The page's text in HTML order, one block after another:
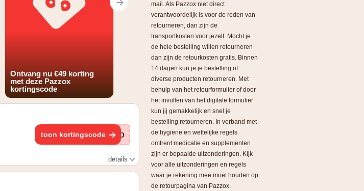
Ontvang nu €49 korting
met deze Pazzox
kortingscode
toon kortingscode TRO
details
mail. Als Pazzox niet direct
verantwoordelijk is voor de reden van
retourneren, dan zijn de
transportkosten voor jezelf. Mocht je
de hele bestelling willen retourneren
dan zijn de retourkosten gratis. Binnen
14 dagen kun je je bestelling of
diverse producten retourneren. Met
behulp van het retourformulier of door
het invullen van het digitale formulier
kun jij gemakkelijk en snel je
bestelling retourneren. In verband met
de hygiëne en wettelijke regels
omtrent medicatie en supplementen
zijn er bepaalde uitzonderingen. Kijk
voor alle uitzonderingen en regels
waar je rekening mee moet houden op
de retourpagina van Pazzox.